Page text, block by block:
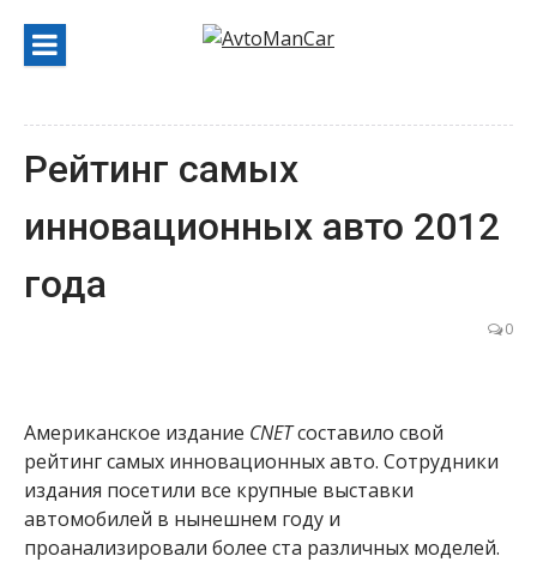
содержанию
Рейтинг самых
инновационных авто 2012
года
0
Американское издание CNETсоставило свой
рейтинг самых инновационных авто. Сотрудники
издания посетили все крупные выставки
автомобилей в нынешнем году и
проанализировали более ста различных моделей.